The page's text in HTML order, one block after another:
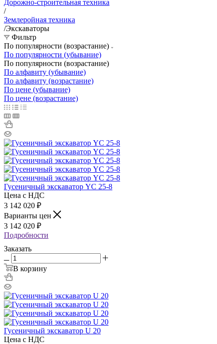
Дорожно-строительная техника
/
Землеройная техника
/Экскаваторы
Фильтр
По популярности (возрастание)
По популярности (убывание)
По популярности (возрастание)
По алфавиту (убывание)
По алфавиту (возрастание)
По цене (убывание)
По цене (возрастание)
Гусеничный экскаватор YC 25-8
Цена с НДС
3 142 020 ₽
Варианты цен
3 142 020 ₽
Подробности
Заказать
В корзину
Гусеничный экскаватор U 20
Цена с НДС